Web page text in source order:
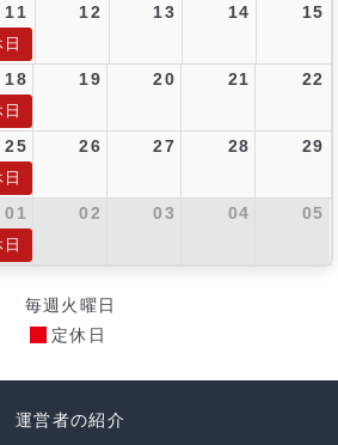
11 12 13 14 15
18 19 20 21 22
25 26 27 28 29
01 02 03 04 05
毎週火曜日
定休日
運営者の紹介